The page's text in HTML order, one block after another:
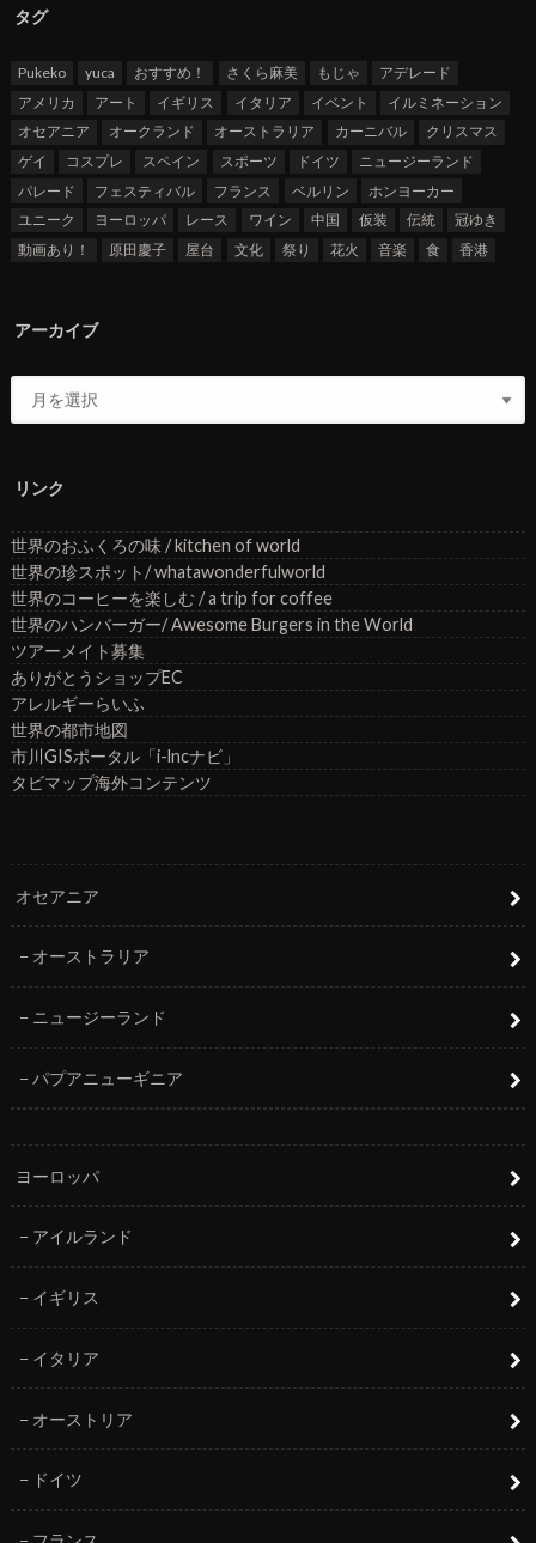
タグ
Pukeko yuca おすすめ！ さくら麻美 もじゃ
アデレード
アメリカ
アート イギリス イタリア イベント
イルミネーション
オセアニア
オークランド オーストラリア カーニバル
クリスマス
ゲイ
コスプレ スペイン スポーツ ドイツ
ニュージーランド
パレード
フェスティバル フランス ベルリン
ホンヨーカー
ユニーク
ヨーロッパ レース ワイン 中国 仮装 伝統
冠ゆき
動画あり！
原田慶子 屋台 文化 祭り 花火 音楽 食 香港
アーカイブ
リンク
世界のおふくろの味 / kitchen of world
世界の珍スポット/ whatawonderfulworld
世界のコーヒーを楽しむ / a trip for coffee
世界のハンバーガー/ Awesome Burgers in the World
ツアーメイト募集
ありがとうショップEC
アレルギーらいふ
世界の都市地図
市川GISポータル「i-lncナビ」
タビマップ海外コンテンツ
オセアニア
オーストラリア
ニュージーランド
パプアニューギニア
ヨーロッパ
アイルランド
イギリス
イタリア
オーストリア
ドイツ